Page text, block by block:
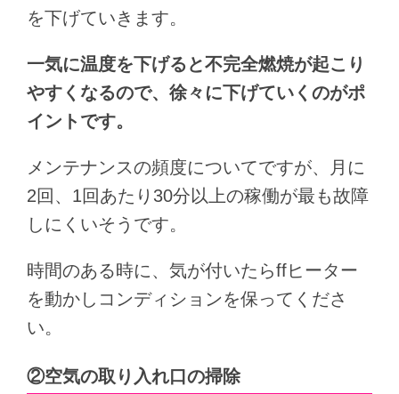
を下げていきます。
一気に温度を下げると不完全燃焼が起こり
やすくなるので、徐々に下げていくのがポ
イントです。
メンテナンスの頻度についてですが、月に
2回、1回あたり30分以上の稼働が最も故障
しにくいそうです。
時間のある時に、気が付いたらffヒーター
を動かしコンディションを保ってくださ
い。
②空気の取り入れ口の掃除